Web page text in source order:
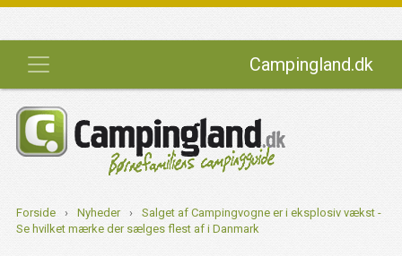
Campingland.dk
Forside › Nyheder ›
Salget af Campingvogne er i eksplosiv vækst -
Se hvilket mærke der sælges flest af i Danmark